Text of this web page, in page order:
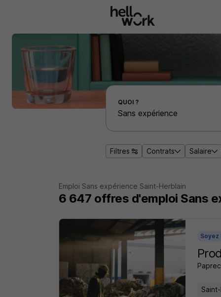
Effectuer une recherche d'emploi par localité
QUOI ?
Filtres Contrats Salaire
Emploi Sans expérience Saint-Herblain
6 647 offres d'emploi Sans
Soyez
Paprec